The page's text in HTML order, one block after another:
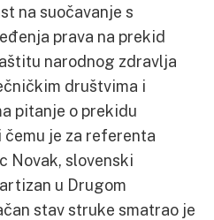
na suočavanje s
prava na prekid
narodnog zdravlja
društvima i
pitanje o prekidu
je za referenta
Novak, slovenski
u Drugom
stav struke smatrao je